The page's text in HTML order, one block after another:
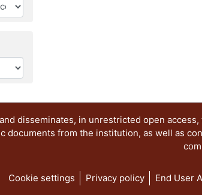
disseminates, in unrestricted open
documents from the institution, as well as
Cookie settings Privacy policy End User